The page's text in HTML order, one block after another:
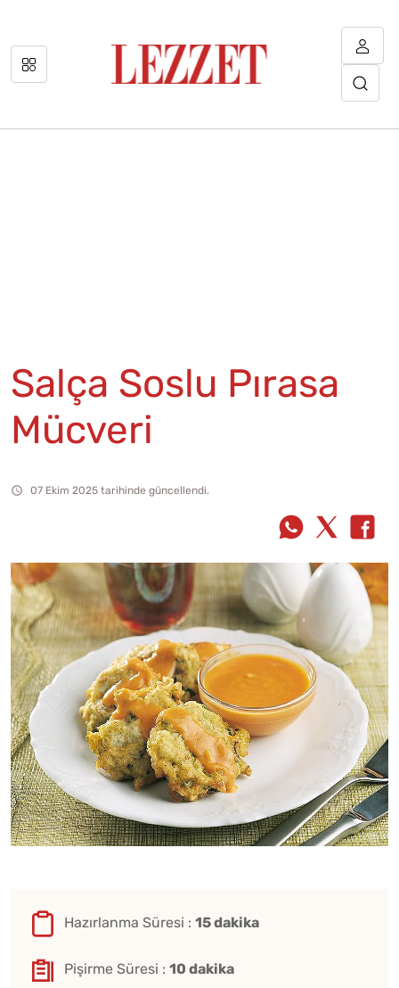
Salça Soslu Pırasa
Mücveri
07 Ekim 2025 tarihinde güncellendi.
Hazırlanma Süresi : 15 dakika
Pişirme Süresi : 10 dakika